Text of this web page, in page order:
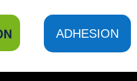
ADHESION